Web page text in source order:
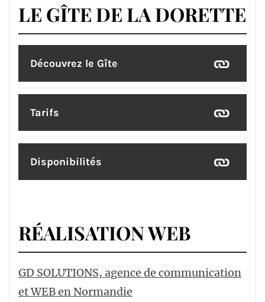
LE GÎTE DE LA DORETTE
Découvrez le Gîte
Tarifs
Disponibilités
RÉALISATION WEB
GD SOLUTIONS, agence de communication
et WEB en Normandie